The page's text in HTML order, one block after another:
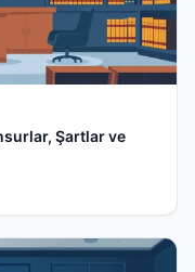
Şartlar ve